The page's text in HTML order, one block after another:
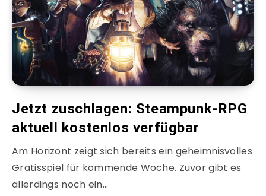
Jetzt zuschlagen: Steampunk-RPG
aktuell kostenlos verfügbar
Am Horizont zeigt sich bereits ein geheimnisvolles
Gratisspiel für kommende Woche. Zuvor gibt es
allerdings noch ein…